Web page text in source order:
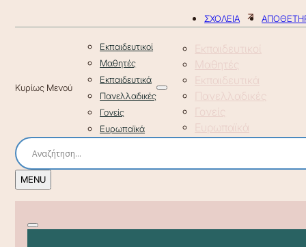
ΣΧΟΛΕΙΑ
Εκπαιδευτικοί
Μαθητές
Εκπαιδευτικά
Πανελλαδικές
Γονείς
Ευρωπαϊκά
Εκπαιδευτικοί
Μαθητές
Εκπαιδευτικά
Πανελλαδικές
Γονείς
Ευρωπαϊκά